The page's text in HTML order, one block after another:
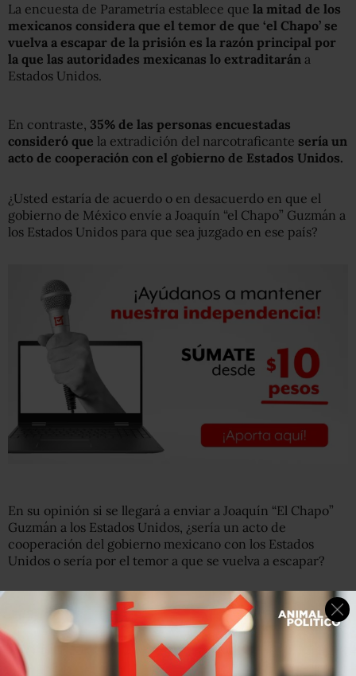
La encuesta de Parametría establece que la mitad de los
mexicanos considera que el temor de que ‘el Chapo’ se
vuelva a escapar de la prisión es la razón principal por
la que las autoridades mexicanas lo extraditarán a
Estados Unidos.
En contraste, 35% de las personas encuestadas
consideró que la extradición del narcotraficante sería un
acto de cooperación con el gobierno de Estados Unidos.
¿Usted estaría de acuerdo o en desacuerdo en que el
gobierno de México envíe a Joaquín “el Chapo” Guzmán a
los Estados Unidos para que sea juzgado en ese país?
En su opinión si se llegará a enviar a Joaquín “El Chapo”
Guzmán a los Estados Unidos, ¿sería un acto de
cooperación del gobierno mexicano con los Estados
Unidos o sería por el temor a que se vuelva a escapar?
Lee: Poderoso con ‘El Chapo’ dentro o fuera de la cárcel:
así es el Cártel de Sinaloa.
Parametría destaca que la opinión de la sociedad